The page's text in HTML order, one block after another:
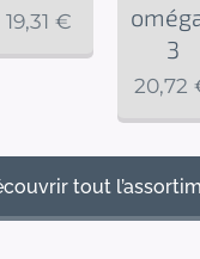
19,31 €
3
20,72
tout